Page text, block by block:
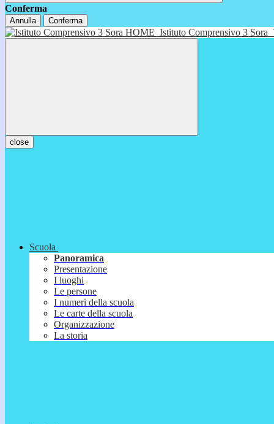
Conferma
Annulla Conferma
HOME Istituto Comprensivo 3 Sora
close
Scuola
Panoramica
Presentazione
I luoghi
Le persone
I numeri della scuola
Le carte della scuola
Organizzazione
La storia